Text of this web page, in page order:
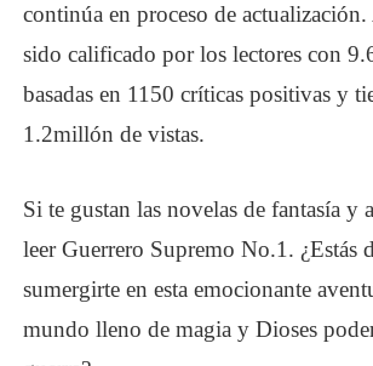
continúa en proceso de actualización.
sido calificado por los lectores con
basadas en 1150 críticas positivas y
1.2millón de vistas.
Si te gustan las novelas de fantasía y
leer Guerrero Supremo No.1. ¿Estás
sumergirte en esta emocionante
mundo lleno de magia y Dioses